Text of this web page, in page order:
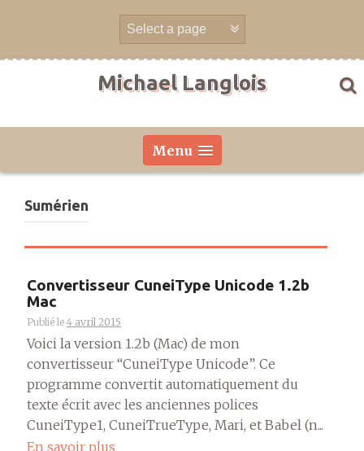
Michael Langlois
Menu
Sumérien
Convertisseur CuneiType Unicode 1.2b
Mac
Publié le 4 avril 2015
Voici la version 1.2b (Mac) de mon
convertisseur “CuneiType Unicode”. Ce
programme convertit automatiquement du
texte écrit avec les anciennes polices
CuneiType1, CuneiTrueType, Mari, et Babel (n...
En savoir plus